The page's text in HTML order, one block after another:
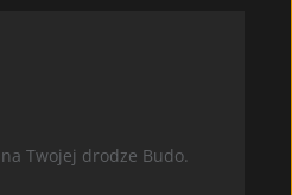
Twojej drodze Budo.